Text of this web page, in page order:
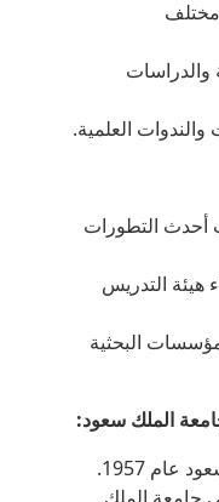
والدراسات
العلمية.
أحدث التطورات
التدريس
البحثية
الملك سعود:
1957.